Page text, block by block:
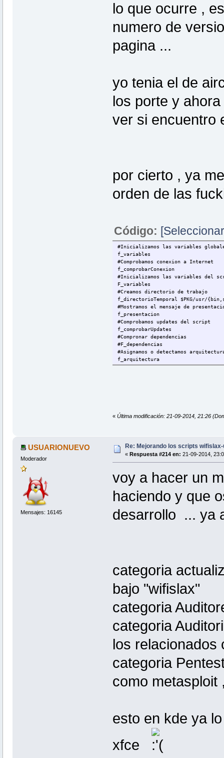
lo que ocurre ,
numero de
pagina ...
yo tenia el de
los porte y
ver si encuentro
por cierto , ya
orden de las
Código:
#Inicializamos las variables
f_variables
#Comprobamos conexion a Internet
f_comprobarConexion
#Inicializamos las variables del
F_variables
#Creamos directorio de trabajo
f_directorioTemporal $PKG/usr/
#Mostramos el mensaje de
f_presentacion
#Comprobamos updates del script
f_comprobarUpdates
#Compronar dependencias
#F_dependencias
#Asignamos o detectamos
f_arquitectura
#Comprobamos version instalada del
#Hacemos strip sobre el paquete
f_strip
« Última modificación: 21-09-2014, 21:26
USUARIONUEVO
Moderador
Mensajes: 16145
Re: Mejorando los scripts
« Respuesta #214 en: 21-09-2014,
voy a hacer un
haciendo y que
desarrollo ... ya
categoria
bajo "wifislax"
categoria
categoria
los relacionados
categoria
como metasploit
esto en kde ya
xfce